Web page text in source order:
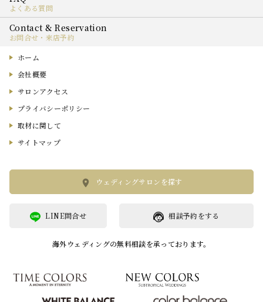
よくある質問
お問合せ・来店予約
ホーム
会社概要
サロンアクセス
プライバシーポリシー
取材に関して
サイトマップ
ウェディングサロンを探す
相談予約をする
LINE問合せ
海外ウェディングの無料相談を承っております。